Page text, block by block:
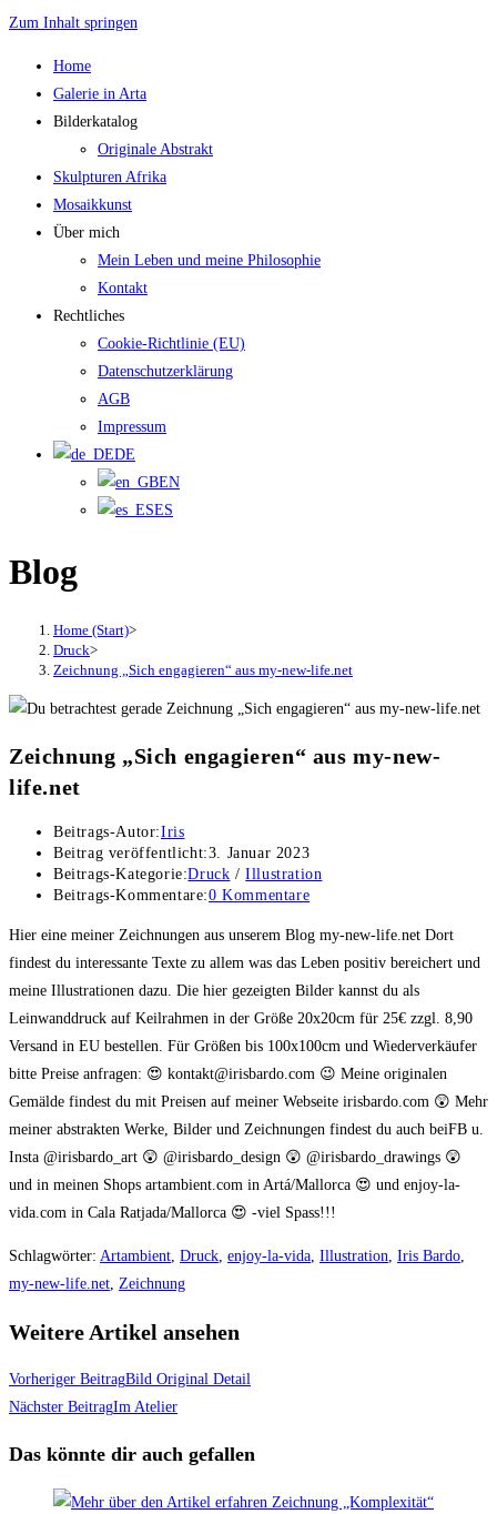
Zum Inhalt springen
Home
Galerie in Arta
Bilderkatalog
Originale Abstrakt
Skulpturen Afrika
Mosaikkunst
Über mich
Mein Leben und meine Philosophie
Kontakt
Rechtliches
Cookie-Richtlinie (EU)
Datenschutzerklärung
AGB
Impressum
DE
EN
ES
Blog
Home (Start)>
Druck>
Zeichnung „Sich engagieren“ aus my-new-life.net
Zeichnung „Sich engagieren“ aus my-new-
life.net
Beitrags-Autor:Iris
Beitrag veröffentlicht:3. Januar 2023
Beitrags-Kategorie:Druck / Illustration
Beitrags-Kommentare:0 Kommentare
Hier eine meiner Zeichnungen aus unserem Blog my-new-life.net Dort
findest du interessante Texte zu allem was das Leben positiv bereichert und
meine Illustrationen dazu. Die hier gezeigten Bilder kannst du als
Leinwanddruck auf Keilrahmen in der Größe 20x20cm für 25€ zzgl. 8,90
Versand in EU bestellen. Für Größen bis 100x100cm und Wiederverkäufer
bitte Preise anfragen: 😍 kontakt@irisbardo.com 😉 Meine originalen
Gemälde findest du mit Preisen auf meiner Webseite irisbardo.com 😲 Mehr
meiner abstrakten Werke, Bilder und Zeichnungen findest du auch beiFB u.
Insta @irisbardo_art 😲 @irisbardo_design 😲 @irisbardo_drawings 😲
und in meinen Shops artambient.com in Artá/Mallorca 😍 und enjoy-la-
vida.com in Cala Ratjada/Mallorca 😍 -viel Spass!!!
Schlagwörter: Artambient, Druck, enjoy-la-vida, Illustration, Iris Bardo,
my-new-life.net, Zeichnung
Weitere Artikel ansehen
Vorheriger BeitragBild Original Detail
Nächster BeitragIm Atelier
Das könnte dir auch gefallen